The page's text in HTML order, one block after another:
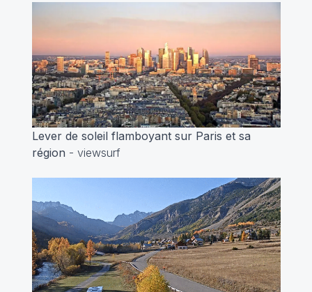
Lever de soleil flamboyant sur Paris et sa
région - viewsurf